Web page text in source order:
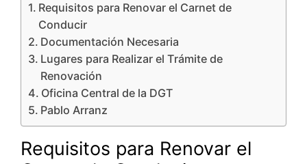
Requisitos para Renovar el Carnet de
Conducir
Documentación Necesaria
Lugares para Realizar el Trámite de
Renovación
Oficina Central de la DGT
Pablo Arranz
Requisitos para Renovar el